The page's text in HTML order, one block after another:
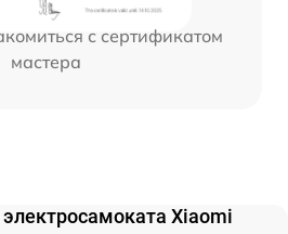
с сертификатом
мастера
Xiaomi